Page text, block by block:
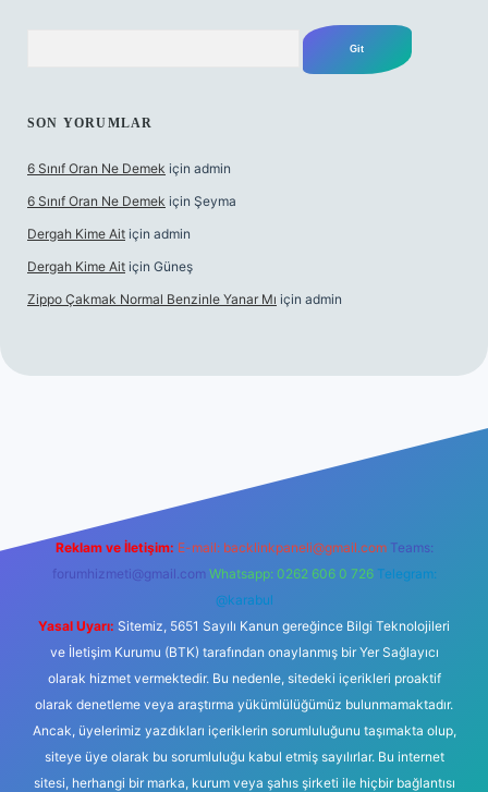
SON YORUMLAR
6 Sınıf Oran Ne Demek için admin
6 Sınıf Oran Ne Demek için Şeyma
Dergah Kime Ait için admin
Dergah Kime Ait için Güneş
Zippo Çakmak Normal Benzinle Yanar Mı için admin
Reklam ve İletişim: E-mail: backlinkpaneli@gmail.com Teams:
forumhizmeti@gmail.com Whatsapp: 0262 606 0 726 Telegram:
@karabul
Yasal Uyarı: Sitemiz, 5651 Sayılı Kanun gereğince Bilgi Teknolojileri
ve İletişim Kurumu (BTK) tarafından onaylanmış bir Yer Sağlayıcı
olarak hizmet vermektedir. Bu nedenle, sitedeki içerikleri proaktif
olarak denetleme veya araştırma yükümlülüğümüz bulunmamaktadır.
Ancak, üyelerimiz yazdıkları içeriklerin sorumluluğunu taşımakta olup,
siteye üye olarak bu sorumluluğu kabul etmiş sayılırlar. Bu internet
sitesi, herhangi bir marka, kurum veya şahıs şirketi ile hiçbir bağlantısı